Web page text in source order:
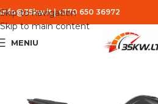
Skip to navigation
Skip to main content
info@35kw.lt|+370 650 36972
MENIU